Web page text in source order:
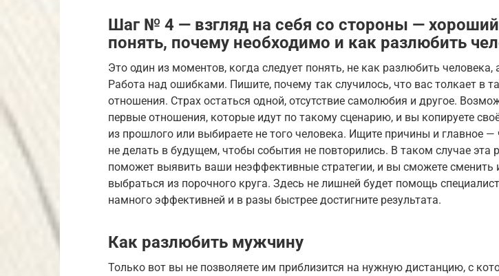
Шаг № 4 — взгляд на себя со стороны —
понять, почему необходимо и как разлюбить
Это один из моментов, когда следует понять, не как разлюбить человека,
Работа над ошибками. Пишите, почему так случилось, что вас толкает в
отношения. Страх остаться одной, отсутствие самолюбия и другое.
первые отношения, которые идут по такому сценарию, и вы копируете
из прошлого или выбираете не того человека. Ищите причины и главное —
не делать в будущем, чтобы события не повторились. В таком случае эта
поможет выявить ваши неэффективные стратегии, и вы сможете сменить
выбраться из порочного круга. Здесь не лишней будет помощь
намного эффективней и в разы быстрее достигните результата.
Как разлюбить мужчину
Только вот вы не позволяете им приблизится на нужную дистанцию, с